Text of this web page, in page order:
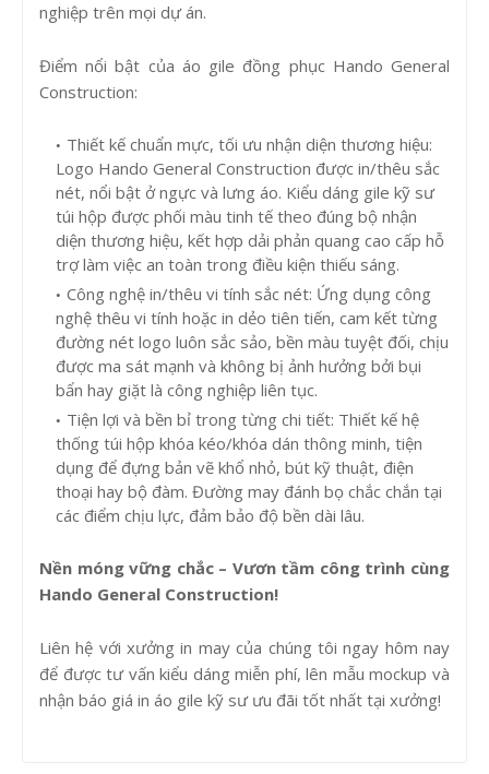
nghiệp trên mọi dự án.
Điểm nổi bật của áo gile đồng phục Hando General
Construction:
Thiết kế chuẩn mực, tối ưu nhận diện thương hiệu:
Logo Hando General Construction được in/thêu sắc
nét, nổi bật ở ngực và lưng áo. Kiểu dáng gile kỹ sư
túi hộp được phối màu tinh tế theo đúng bộ nhận
diện thương hiệu, kết hợp dải phản quang cao cấp hỗ
trợ làm việc an toàn trong điều kiện thiếu sáng.
Công nghệ in/thêu vi tính sắc nét: Ứng dụng công
nghệ thêu vi tính hoặc in dẻo tiên tiến, cam kết từng
đường nét logo luôn sắc sảo, bền màu tuyệt đối, chịu
được ma sát mạnh và không bị ảnh hưởng bởi bụi
bẩn hay giặt là công nghiệp liên tục.
Tiện lợi và bền bỉ trong từng chi tiết: Thiết kế hệ
thống túi hộp khóa kéo/khóa dán thông minh, tiện
dụng để đựng bản vẽ khổ nhỏ, bút kỹ thuật, điện
thoại hay bộ đàm. Đường may đánh bọ chắc chắn tại
các điểm chịu lực, đảm bảo độ bền dài lâu.
Nền móng vững chắc – Vươn tầm công trình cùng
Hando General Construction!
Liên hệ với xưởng in may của chúng tôi ngay hôm nay
để được tư vấn kiểu dáng miễn phí, lên mẫu mockup và
nhận báo giá in áo gile kỹ sư ưu đãi tốt nhất tại xưởng!